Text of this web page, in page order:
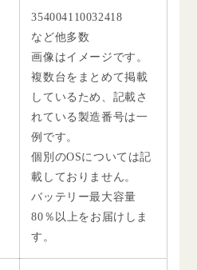
354004110032418
など他多数
画像はイメージです。
複数台をまとめて掲載
しているため、記載さ
れている製造番号は一
例です。
個別のOSについては記
載しておりません。
バッテリー最大容量
80％以上をお届けしま
す。